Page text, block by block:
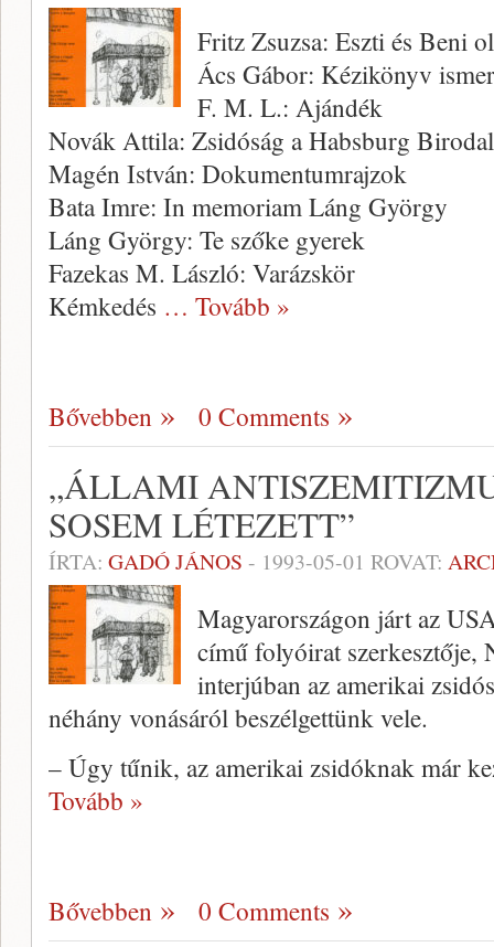
Fritz Zsuzsa: Eszti és Beni
Ács Gábor: Kézikönyv
F. M. L.: Ajándék
Novák Attila: Zsidóság a Habsburg
Magén István: Dokumentumrajzok
Bata Imre: In memoriam Láng György
Láng György: Te szőke gyerek
Fazekas M. László: Varázskör
Kémkedés … Tovább »
Bővebben 0 Comments
„ÁLLAMI
SOSEM LÉTEZETT”
ÍRTA: GADÓ JÁNOS - 1993-05-01 ROVAT:
Magyarországon járt az
című folyóirat szerkesztője,
interjúban az amerikai
néhány vonásáról beszélgettünk vele.
– Úgy tűnik, az amerikai zsidóknak már
Tovább »
Bővebben 0 Comments